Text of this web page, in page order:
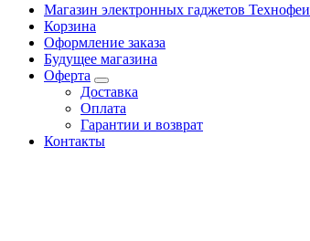
Магазин электронных гаджетов Технофеи
Корзина
Оформление заказа
Будущее магазина
Оферта
Доставка
Оплата
Гарантии и возврат
Контакты